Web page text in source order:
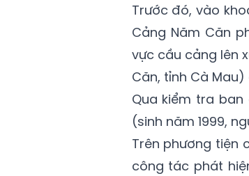
Trước đó, vào
Cảng Năm Căn
vực cầu cảng lên
Căn, tỉnh Cà
Qua kiểm tra ban
(sinh năm 1999,
Trên phương tiện
công tác phát